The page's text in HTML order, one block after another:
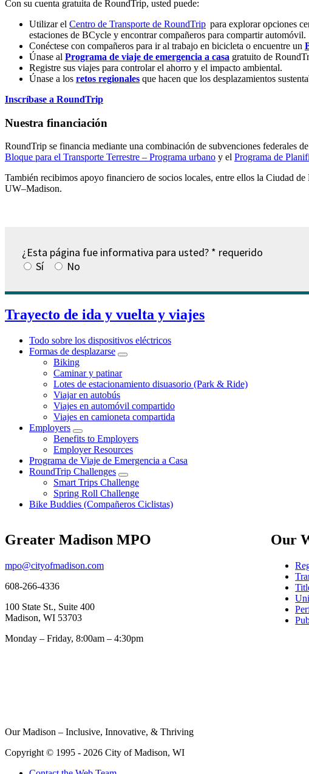
Con su cuenta gratuita de RoundTrip, usted puede:
Utilizar el Centro de Transporte de RoundTrip (externo)
para explorar opciones
estaciones de BCycle y encontrar compañeros para compartir automóvil.
Conéctese con compañeros para ir al trabajo en bicicleta o encuentre un
Únase al Programa de viaje de emergencia a casa gratuito de
Registre sus viajes para controlar el ahorro y el impacto ambiental.
Únase a los retos regionales que hacen que los desplazamientos
Inscríbase a RoundTrip
Nuestra financiación
RoundTrip se financia mediante una combinación de subvenciones federales
Bloque para el Transporte Terrestre – Programa urbano y el Programa de
También recibimos apoyo financiero de socios locales, entre ellos la Ciudad
UW–Madison.
¿Esta página fue informativa para usted? * requerido
Sí
No
Trayecto de ida y vuelta y viajes
Todo sobre los dispositivos eléctricos
Formas de desplazarse
Contraído
Biking
Caminar y patinar
Lotes de estacionamiento disuasorio (Park & Ride)
Viajar en autobús
Viajes en automóvil compartido
Viajes en camioneta compartida
Employers
Contraído
Benefits to Employers
Employer Resources
Programa de Viaje de Emergencia a Casa
RoundTrip Challenges
Contraído
Smart Trips Challenge
Spring Roll Challenge
Bike Buddies (Compañeros Ciclistas)
Greater Madison MPO
mpo@cityofmadison.com
608-266-4336
100 State St., Suite 400
Madison, WI 53703
Monday – Friday, 8:00am – 4:30pm
Our
Our Madison – Inclusive, Innovative, & Thriving
Copyright © 1995 - 2026 City of Madison, WI